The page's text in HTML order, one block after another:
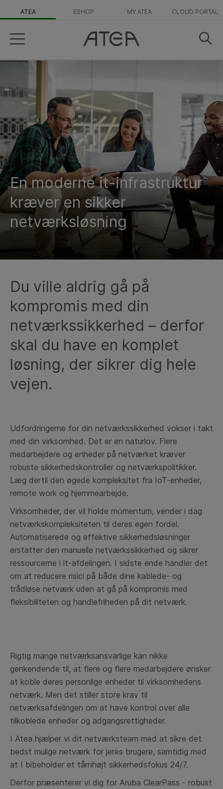
ATEA ESHOP MY ATEA CLOUD PORTAL
En moderne it-infrastruktur
kræver en sikker
netværksløsning​
Du ville aldrig gå på
kompromis med din
netværkssikkerhed – derfor
skal du have en komplet
løsning, der sikrer dig hele
vejen.
Udfordringerne for din netværkssikkerhed vokser i takt
med din virksomhed. Det er en naturlov. Flere
medarbejdere og enheder på netværket kræver
robuste sikkerhedskontroller og netværkspolitikker.
Læg dertil den øgede kompleksitet fra IoT-enheder,
remote work og hjemmearbejde.
Virksomheder, der vil holde momentum, vender i dag
netværkskompleksiteten til deres egen fordel.
Automatiserede og effektive sikkerhedsløsninger
erstatter den manuelle netværkssikkerhed og sikrer
ressourcerne i it-afdelingen. I sidste ende handler det
om at reducere risici på både dine kablede- og
trådløse netværk uden at gå på kompromis med
fleksibiliteten og handlefriheden på dit netværk.
Rigtig mange netværksansvarlige kan nikke
genkendende til, at flere og flere medarbejdere ønsker
at koble deres personlige enheder til virksomhedens
netværk. Men det stiller store krav til
netværksafdelingen om at have kontrol over alle
tilkoblede enheder og adgangsrettigheder.
I Atea hjælper vi dit netværksteam med at sikre det
bedst mulige netværk for jeres brugere, samtidig med
at I bibeholder et tårnhøjt sikkerhedsfokus 24/7.
Derfor præsenterer vi dig for Aruba ClearPass - robust